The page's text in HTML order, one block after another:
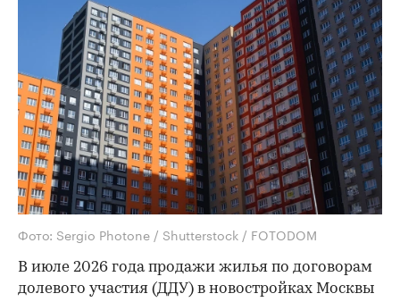
Фото: Sergio Photone / Shutterstock / FOTODOM
В июле 2026 года продажи жилья по договорам
долевого участия (ДДУ) в новостройках Москвы